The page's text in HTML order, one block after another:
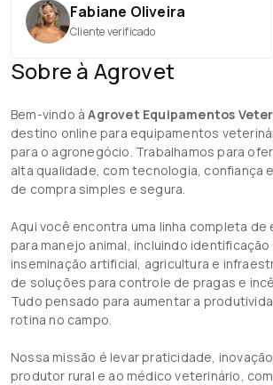
produto veio muito bem embalado.
Fabiane Oliveira
Cliente verificado
Sobre à Agrovet
Bem-vindo àAgrovet Equipamentos
destino online para equipamentos
para o agronegócio. Trabalhamos para
alta qualidade, com tecnologia, confiança
de compra simples e segura.
Aqui você encontra uma linha completa de
para manejo animal, incluindo identificação
inseminação artificial, agricultura e
de soluções para controle de pragas e
Tudo pensado para aumentar a
rotina no campo.
Nossa missão é levar praticidade,
produtor rural e ao médico veterinário,